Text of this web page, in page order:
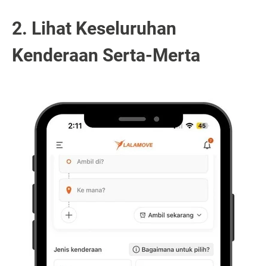
2. Lihat Keseluruhan
Kenderaan Serta-Merta